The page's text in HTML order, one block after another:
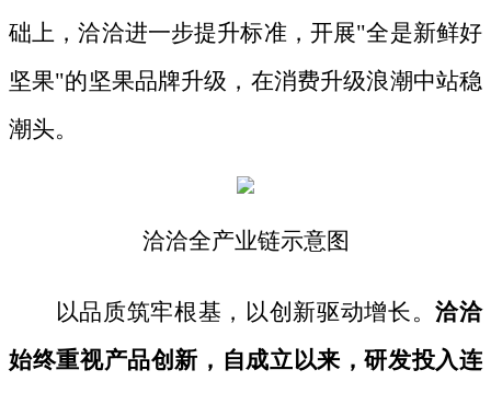
础上，洽洽进一步提升标准，开展"全是新鲜好
坚果"的坚果品牌升级，在消费升级浪潮中站稳
潮头。
洽洽全产业链示意图
以品质筑牢根基，以创新驱动增长。洽洽
始终重视产品创新，自成立以来，研发投入连